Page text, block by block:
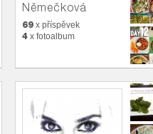
Němečková
69 x příspěvek
4 x fotoalbum